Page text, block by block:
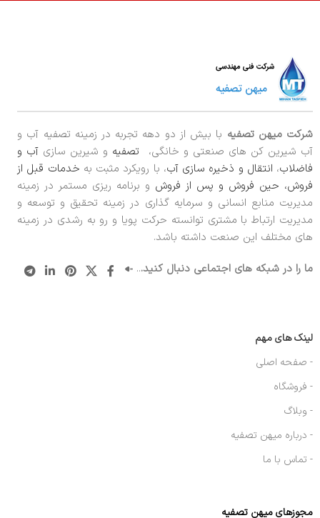
شرکت میهن تصفیه با بیش از دو دهه تجربه در زمینه تصفیه آب و
آب شیرین کن های صنعتی و خانگی،
تصفیه و شیرین سازی آب و
فاضلاب، انتقال و ذخیره سازی آب، با رویکرد مثبت به خدمات قبل از
فروش، حین فروش و پس از فروش و برنامه ریزی مستمر در زمینه
مدیریت منابع انسانی و سرمایه گذاری در زمینه تحقیق و توسعه و
مدیریت ارتباط با مشتری توانسته حرکت پویا و رو به رشدی در زمینه
های مختلف این صنعت داشته باشد.
ما را در شبکه های اجتماعی دنبال کنید...
لینک های مهم
- صفحه اصلی
- فروشگاه
- وبلاگ
- درباره میهن تصفیه
- تماس با ما
مجوزهای میهن تصفیه